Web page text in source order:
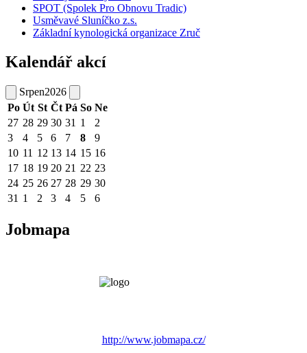
SPOT (Spolek Pro Obnovu Tradic)
Usměvavé Sluníčko z.s.
Základní kynologická organizace Zruč
Kalendář akcí
Srpen2026
Po Út St Čt Pá So Ne
27 28 29 30 31 1
2
3
4 5 6 7 8
9
10 11 12 13 14 15 16
17 18 19 20 21 22 23
24 25 26 27 28 29 30
31 1 2 3 4 5 6
Jobmapa
http://www.jobmapa.cz/